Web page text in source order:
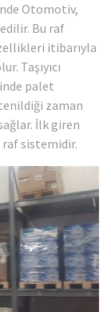
Otomotiv,
Bu raf
itibarıyla
Taşıyıcı
palet
zaman
İlk giren
raf sistemidir.